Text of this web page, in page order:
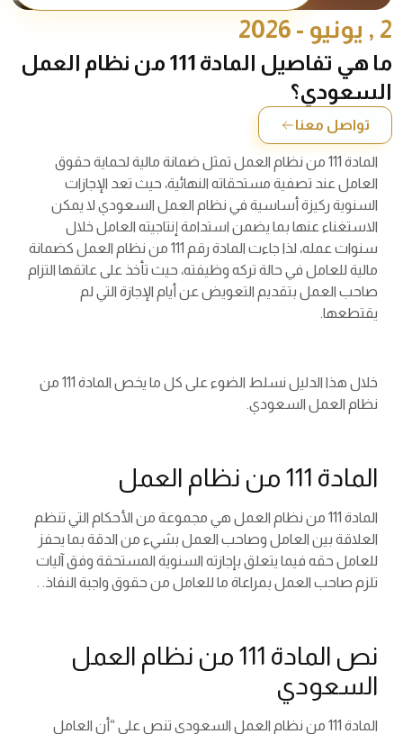
2 , يونيو - 2026
ما هي تفاصيل المادة 111 من نظام العمل
السعودي؟
تواصل معنا
المادة 111 من نظام العمل تمثل ضمانة مالية لحماية حقوق
العامل عند تصفية مستحقاته النهائية، حيث تعد الإجازات
السنوية ركيزة أساسية في نظام العمل السعودي لا يمكن
الاستغناء عنها بما يضمن استدامة إنتاجيته العامل خلال
سنوات عمله، لذا جاءت المادة رقم 111 من نظام العمل كضمانة
مالية للعامل في حالة تركه وظيفته، حيث تأخذ على عاتقها التزام
صاحب العمل بتقديم التعويض عن أيام الإجازة التي لم
يقتطعها.
خلال هذا الدليل نسلط الضوء على كل ما يخص المادة 111 من
نظام العمل السعودي.
المادة 111 من نظام العمل
المادة 111 من نظام العمل هي مجموعة من الأحكام التي تنظم
العلاقة بين العامل وصاحب العمل بشيء من الدقة بما يحفز
للعامل حقه فيما يتعلق بإجازته السنوية المستحقة وفق آليات
تلزم صاحب العمل بمراعاة ما للعامل من حقوق واجبة النفاذ. .
نص المادة 111 من نظام العمل
السعودي
المادة 111 من نظام العمل السعودي تنص على “أن العامل